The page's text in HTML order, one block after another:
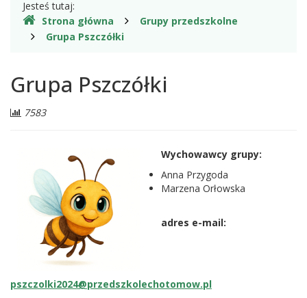
Gdzie
jesteśmy
Jesteś tutaj:
Strona główna
Grupy przedszkolne
Grupa Pszczółki
Grupa Pszczółki
Liczba
7583
Wychowawcy grupy:
Anna Przygoda
Marzena Orłowska
adres e-mail:
pszczolki2024@przedszkolechotomow.pl